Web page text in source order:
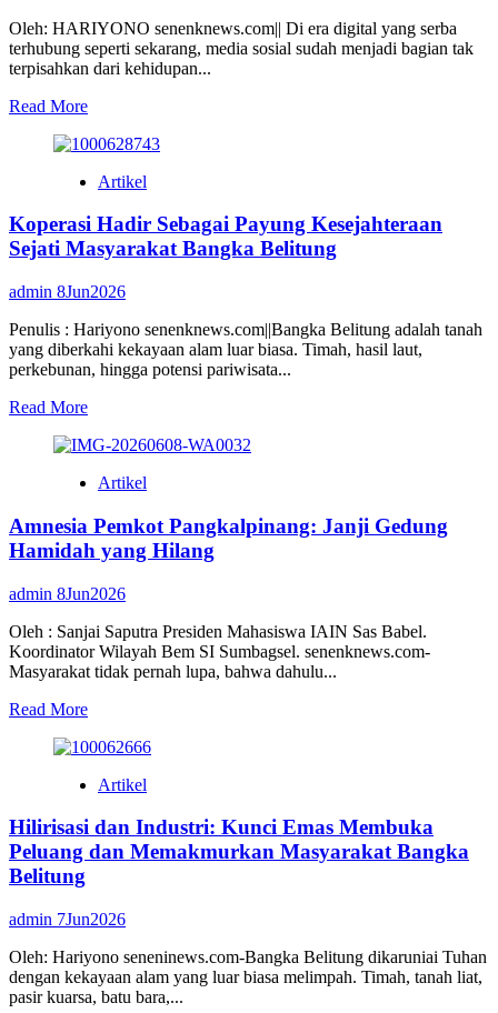
Tips
Praktis
bagi
Pajak
Oleh: HARIYONO senenknews.com|| Di era digital yang serba
terhubung seperti sekarang, media sosial sudah menjadi bagian tak
terpisahkan dari kehidupan...
Read MoreRead
about
dan
di
Media
Sosial:
Penting
Pelajar
Masa
Kini
Artikel
Koperasi Hadir Sebagai Payung Kesejahteraan
Sejati Masyarakat Bangka Belitung
admin 8Jun2026
Penulis : Hariyono senenknews.com||Bangka Belitung adalah tanah
yang diberkahi kekayaan alam luar biasa. Timah, hasil laut,
perkebunan, hingga potensi pariwisata...
Read MoreRead
about
Hadir
Payung
Kesejahteraan
Sejati
Masyarakat
Bangka
Belitung
Artikel
Amnesia Pemkot Pangkalpinang: Janji Gedung
Hamidah yang Hilang
admin 8Jun2026
Oleh : Sanjai Saputra Presiden Mahasiswa IAIN Sas Babel.
Koordinator Wilayah Bem SI Sumbagsel. senenknews.com-
Masyarakat tidak pernah lupa, bahwa dahulu...
Read MoreRead
about
Pemkot
Janji
Gedung
Artikel
Hilirisasi dan Industri: Kunci Emas Membuka
Peluang dan Memakmurkan Masyarakat Bangka
Belitung
admin 7Jun2026
Oleh: Hariyono seneninews.com-Bangka Belitung dikaruniai Tuhan
dengan kekayaan alam yang luar biasa melimpah. Timah, tanah liat,
pasir kuarsa, batu bara,...